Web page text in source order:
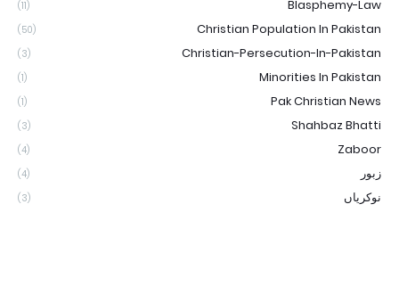
Blasphemy-Law
(11)
Christian Population In Pakistan
(50)
Christian-Persecution-In-Pakistan
(3)
Minorities In Pakistan
(1)
Pak Christian News
(1)
Shahbaz Bhatti
(3)
Zaboor
(4)
زبور (4)
نوکریاں (3)